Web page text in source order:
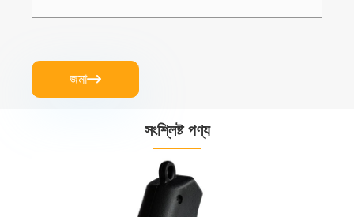
জমা
সংশ্লিষ্ট পণ্য